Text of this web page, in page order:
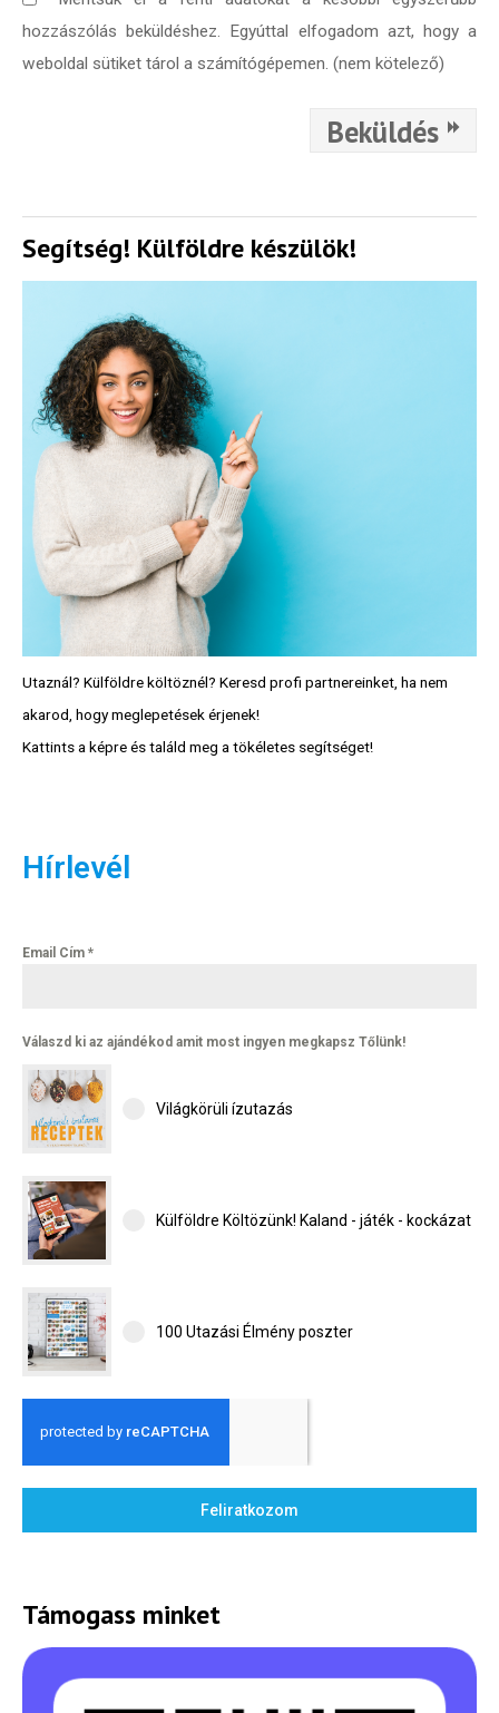
hozzászólás beküldéshez. Egyúttal elfogadom azt, hogy a
weboldal sütiket tárol a számítógépemen. (nem kötelező)
Beküldés
Segítség! Külföldre készülök!
Utaznál? Külföldre költöznél? Keresd profi partnereinket, ha nem
akarod, hogy meglepetések érjenek!
Kattints a képre és találd meg a tökéletes segítséget!
Hírlevél
Email Cím *
Válaszd ki az ajándékod amit most ingyen megkapsz Tőlünk!
Világkörüli ízutazás
Külföldre Költözünk! Kaland - játék - kockázat
100 Utazási Élmény poszter
Feliratkozom
Támogass minket